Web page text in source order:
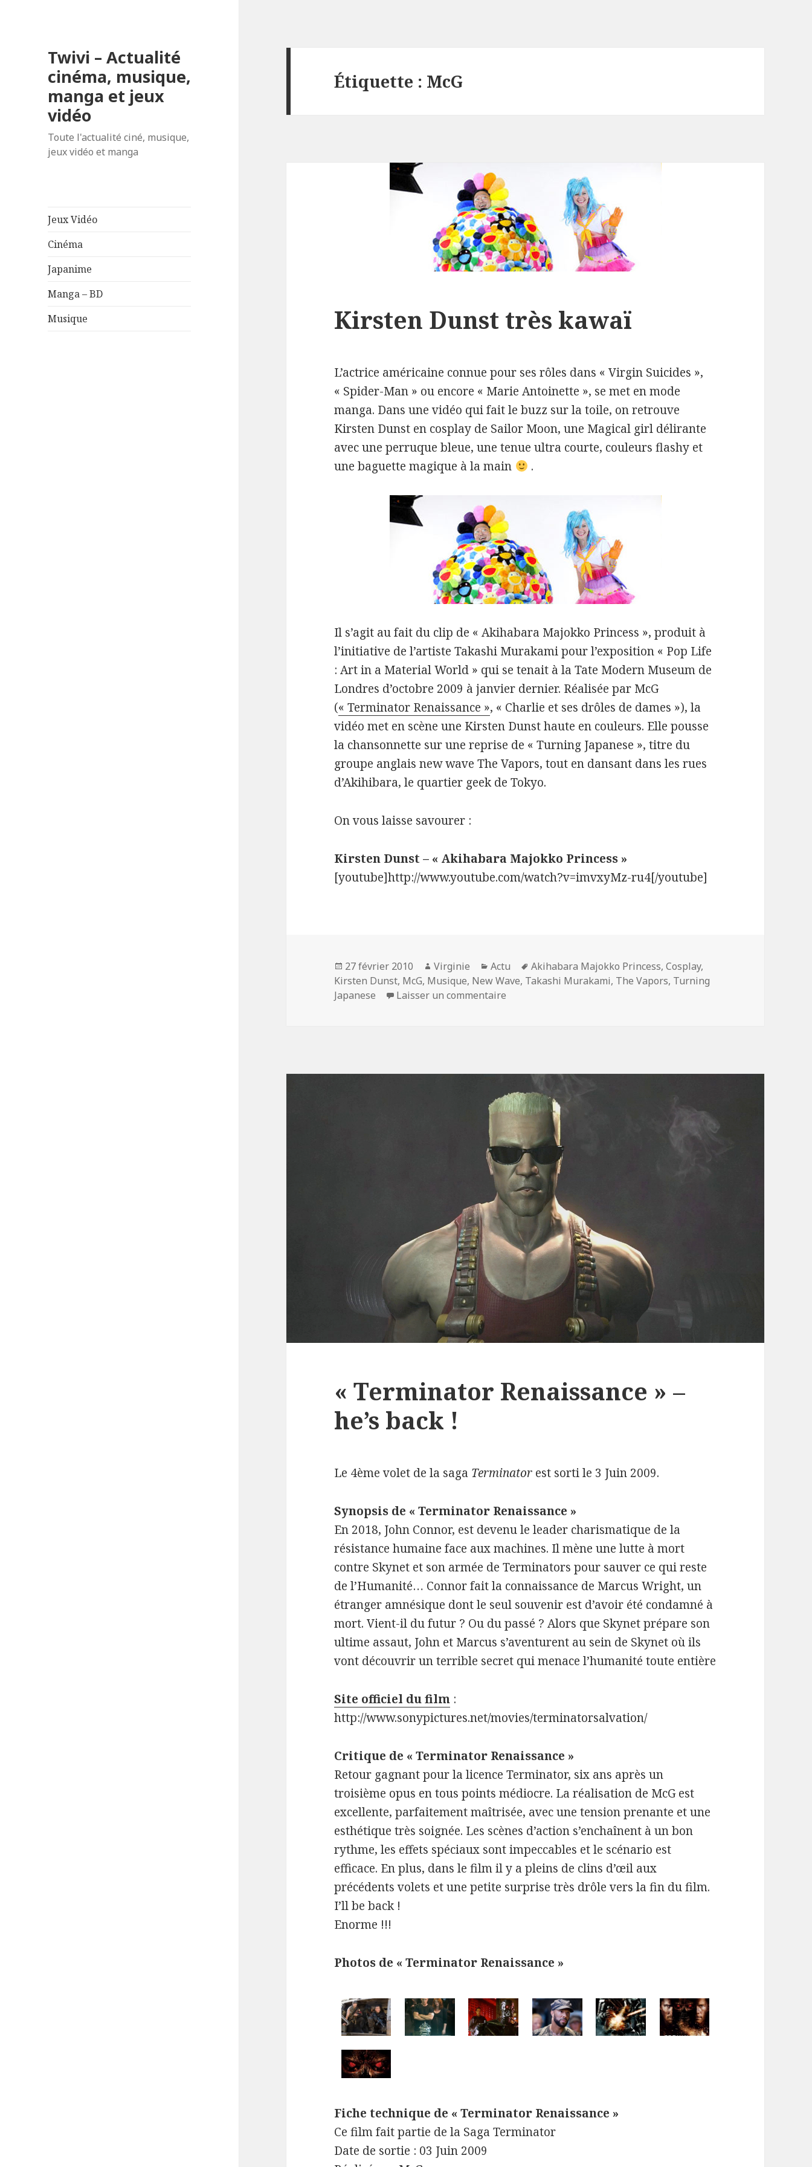
Twivi – Actualité
cinéma, musique,
manga et jeux
vidéo
Toute l'actualité ciné, musique,
jeux vidéo et manga
Jeux Vidéo
Cinéma
Japanime
Manga – BD
Musique
Étiquette : McG
Kirsten Dunst très kawaï
L’actrice américaine connue pour ses rôles dans « Virgin Suicides »,
« Spider-Man » ou encore « Marie Antoinette », se met en mode
manga. Dans une vidéo qui fait le buzz sur la toile, on retrouve
Kirsten Dunst en cosplay de Sailor Moon, une Magical girl délirante
avec une perruque bleue, une tenue ultra courte, couleurs flashy et
une baguette magique à la main
.
Il s’agit au fait du clip de « Akihabara Majokko Princess », produit à
l’initiative de l’artiste Takashi Murakami pour l’exposition « Pop Life
: Art in a Material World » qui se tenait à la Tate Modern Museum de
Londres d’octobre 2009 à janvier dernier. Réalisée par McG
(« Terminator Renaissance », « Charlie et ses drôles de dames »), la
vidéo met en scène une Kirsten Dunst haute en couleurs. Elle pousse
la chansonnette sur une reprise de « Turning Japanese », titre du
groupe anglais new wave The Vapors, tout en dansant dans les rues
d’Akihibara, le quartier geek de Tokyo.
On vous laisse savourer :
Kirsten Dunst – « Akihabara Majokko Princess »
[youtube]http://www.youtube.com/watch?v=imvxyMz-ru4[/youtube]
Publié
le
27 février 2010 Auteur
Virginie Catégories
Actu
Mots-
clés
Akihabara Majokko Princess,Cosplay,
Kirsten Dunst, McG, Musique, New Wave, Takashi Murakami, The Vapors, Turning
Japanese
Laisser un commentaire
« Terminator Renaissance » –
he’s back !
Le 4ème volet de la saga Terminator est sorti le 3 Juin 2009.
Synopsis de « Terminator Renaissance »
En 2018, John Connor, est devenu le leader charismatique de la
résistance humaine face aux machines. Il mène une lutte à mort
contre Skynet et son armée de Terminators pour sauver ce qui reste
de l’Humanité… Connor fait la connaissance de Marcus Wright, un
étranger amnésique dont le seul souvenir est d’avoir été condamné à
mort. Vient-il du futur ? Ou du passé ? Alors que Skynet prépare son
ultime assaut, John et Marcus s’aventurent au sein de Skynet où ils
vont découvrir un terrible secret qui menace l’humanité toute entière
Site officiel du film :
http://www.sonypictures.net/movies/terminatorsalvation/
Critique de « Terminator Renaissance »
Retour gagnant pour la licence Terminator, six ans après un
troisième opus en tous points médiocre. La réalisation de McG est
excellente, parfaitement maîtrisée, avec une tension prenante et une
esthétique très soignée. Les scènes d’action s’enchaînent à un bon
rythme, les effets spéciaux sont impeccables et le scénario est
efficace. En plus, dans le film il y a pleins de clins d’œil aux
précédents volets et une petite surprise très drôle vers la fin du film.
I’ll be back !
Enorme !!!
Photos de « Terminator Renaissance »
Fiche technique de « Terminator Renaissance »
Ce film fait partie de la Saga Terminator
Date de sortie : 03 Juin 2009